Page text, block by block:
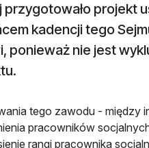
przygotowało projekt
kadencji tego
ponieważ nie jest
tego zawodu - między
pracowników
rangi pracownika